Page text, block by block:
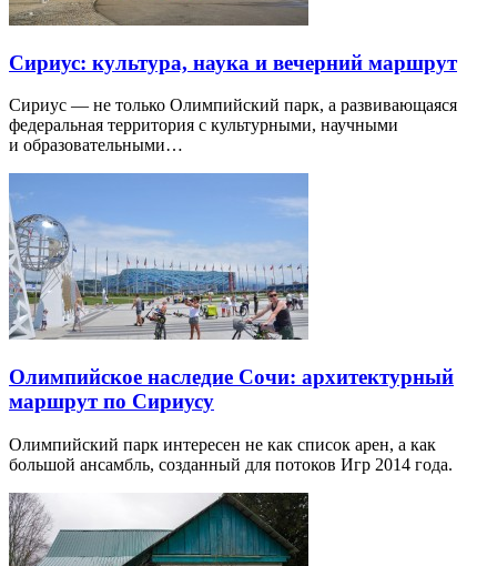
Сириус: культура, наука и вечерний маршрут
Сириус — не только Олимпийский парк, а развивающаяся
федеральная территория с культурными, научными
и образовательными…
Олимпийское наследие Сочи: архитектурный
маршрут по Сириусу
Олимпийский парк интересен не как список арен, а как
большой ансамбль, созданный для потоков Игр 2014 года.